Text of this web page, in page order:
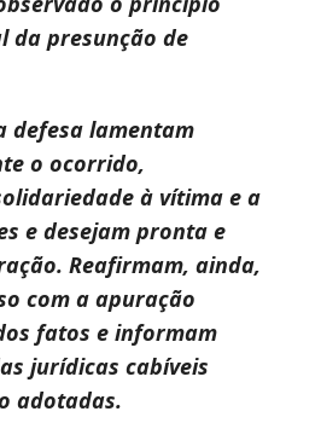
da presunção de
defesa lamentam
o ocorrido,
à vítima e a
e desejam pronta e
Reafirmam, ainda,
com a apuração
fatos e informam
jurídicas cabíveis
adotadas.